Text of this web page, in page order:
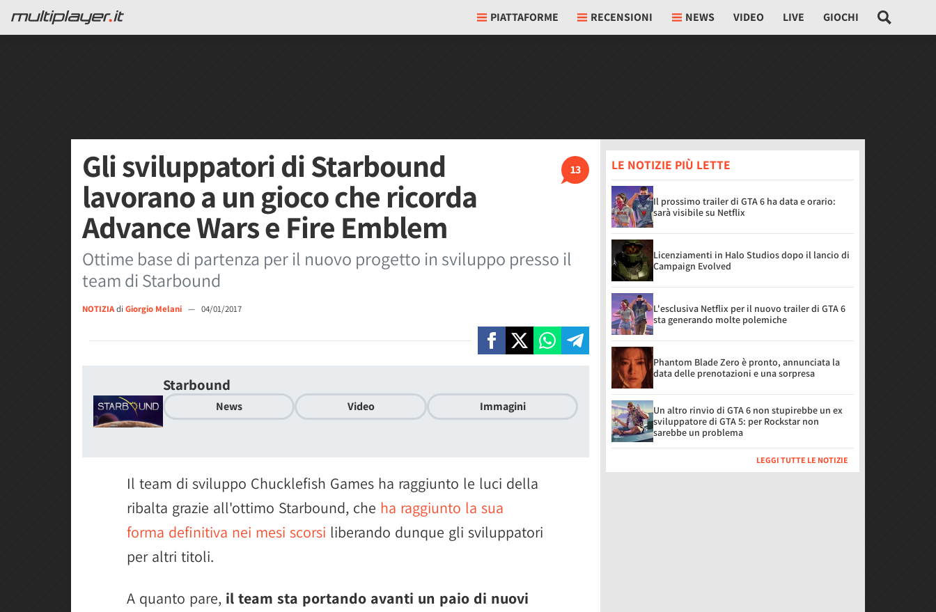
PIATTAFORME RECENSIONI NEWS VIDEO LIVE GIOCHI
13
Gli sviluppatori di Starbound
lavorano a un gioco che ricorda
Advance Wars e Fire Emblem
Ottime base di partenza per il nuovo progetto in sviluppo presso il
team di Starbound
NOTIZIAdi Giorgio Melani — 04/01/2017
Starbound
News Video Immagini
Il team di sviluppo Chucklefish Games ha raggiunto le luci della
ribalta grazie all'ottimo Starbound, che ha raggiunto la sua
forma definitiva nei mesi scorsi liberando dunque gli sviluppatori
per altri titoli.
A quanto pare, il team sta portando avanti un paio di nuovi
LE NOTIZIE PIÙ LETTE
Il prossimo trailer di GTA 6 ha data e orario:
sarà visibile su Netflix
Licenziamenti in Halo Studios dopo il lancio di
Campaign Evolved
L'esclusiva Netflix per il nuovo trailer di GTA 6
sta generando molte polemiche
Phantom Blade Zero è pronto, annunciata la
data delle prenotazioni e una sorpresa
Un altro rinvio di GTA 6 non stupirebbe un ex
sviluppatore di GTA 5: per Rockstar non
sarebbe un problema
LEGGI TUTTE LE NOTIZIE